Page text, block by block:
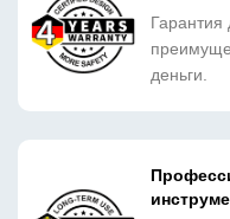
Гарантия
деньги.